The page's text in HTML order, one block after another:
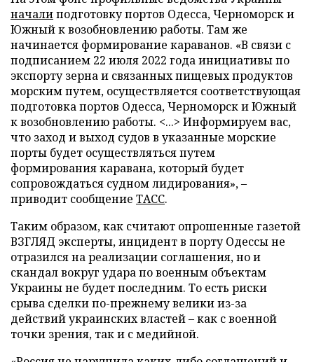
началиподготовку портов Одесса, Черноморск и
Южный к возобновлению работы. Там же
начинается формирование караванов. «В связи с
подписанием 22 июля 2022 года инициативы по
экспорту зерна и связанных пищевых продуктов
морским путем, осуществляется соответствующая
подготовка портов Одесса, Черноморск и Южный
к возобновлению работы. <...> Информируем вас,
что заход и выход судов в указанные морские
порты будет осуществляться путем
формирования каравана, который будет
сопровождаться судном лидирования», –
приводит сообщение ТАСС.
Таким образом, как считают опрошенные газетой
ВЗГЛЯД эксперты, инцидент в порту Одессы не
отразился на реализации соглашения, но и
скандал вокруг удара по военным объектам
Украины не будет последним. То есть риски
срыва сделки по-прежнему велики из-за
действий украинских властей – как с военной
точки зрения, так и с медийной.